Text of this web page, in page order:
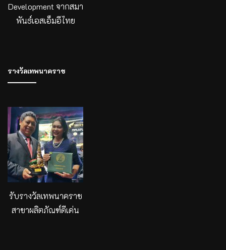
Development จากสมา
พันธ์เอสเอ็มอีไทย
รางวัลเทพนาคราช
รับรางวัลเทพนาคราช
สาขาผลิตภัณฑ์ดีเด่น